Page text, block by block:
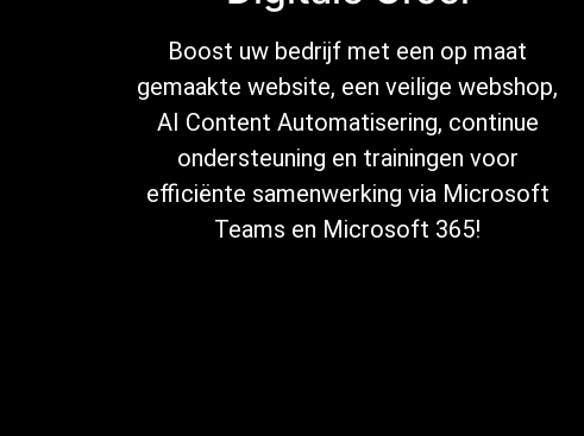
Boost uw bedrijf met een op maat
gemaakte website, een veilige webshop,
AI Content Automatisering, continue
ondersteuning en trainingen voor
efficiënte samenwerking via Microsoft
Teams en Microsoft 365!